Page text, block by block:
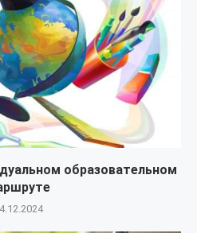
образовательном